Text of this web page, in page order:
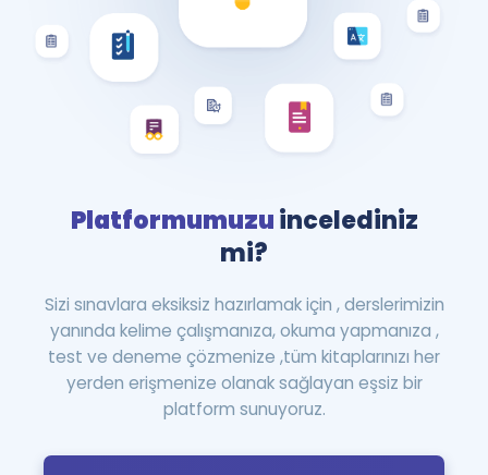
Platformumuzuincelediniz
mi?
Sizi sınavlara eksiksiz hazırlamak için , derslerimizin
yanında kelime çalışmanıza, okuma yapmanıza ,
test ve deneme çözmenize ,tüm kitaplarınızı her
yerden erişmenize olanak sağlayan eşsiz bir
platform sunuyoruz.